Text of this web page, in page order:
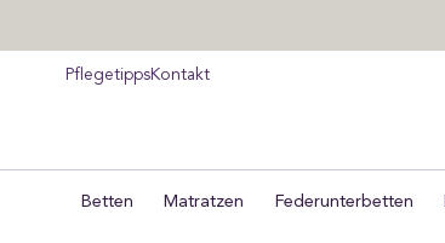
PflegetippsKontakt
Betten Matratzen Federunterbetten